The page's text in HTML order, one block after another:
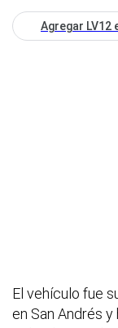
Agregar LV12
El vehículo fue
en San Andrés